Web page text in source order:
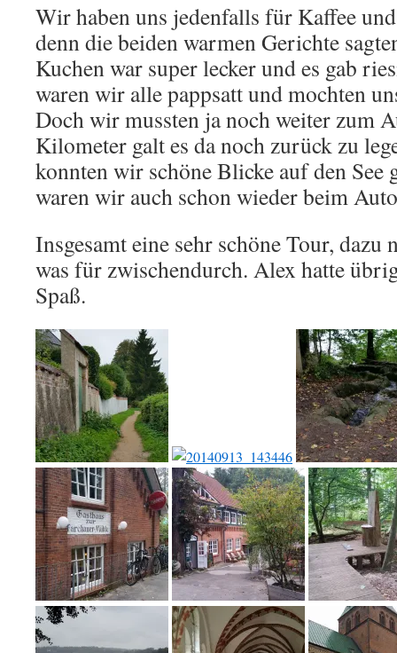
Wir haben uns jedenfalls für Kaffee
denn die beiden warmen Gerichte
Kuchen war super lecker und es gab
waren wir alle pappsatt und mochten
Doch wir mussten ja noch weiter zum
Kilometer galt es da noch zurück zu
konnten wir schöne Blicke auf den See
waren wir auch schon wieder beim
Insgesamt eine sehr schöne Tour,
was für zwischendurch. Alex hatte
Spaß.